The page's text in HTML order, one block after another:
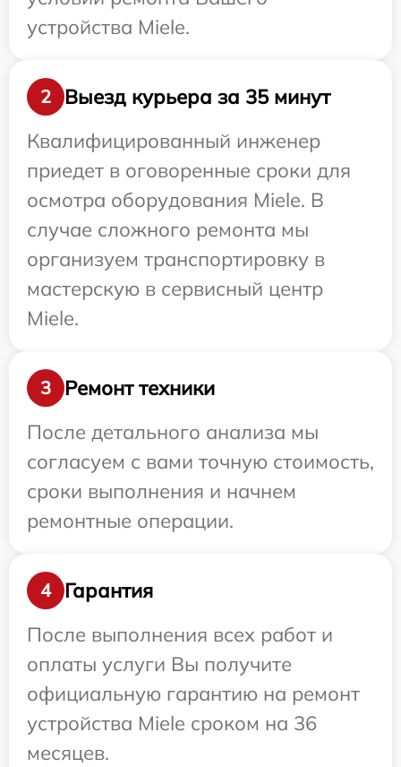
устройства Miele.
2
Выезд курьера за 35 минут
Квалифицированный инженер
приедет в оговоренные сроки для
осмотра оборудования Miele. В
случае сложного ремонта мы
организуем транспортировку в
мастерскую в сервисный центр
Miele.
3
Ремонт техники
После детального анализа мы
согласуем с вами точную стоимость,
сроки выполнения и начнем
ремонтные операции.
4
Гарантия
После выполнения всех работ и
оплаты услуги Вы получите
официальную гарантию на ремонт
устройства Miele сроком на 36
месяцев.